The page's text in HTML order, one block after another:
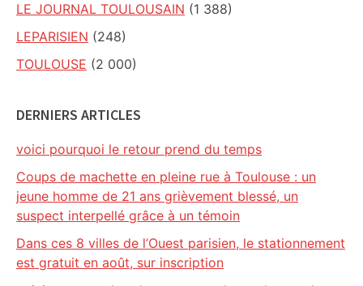
LE JOURNAL TOULOUSAIN (1 388)
LEPARISIEN (248)
TOULOUSE (2 000)
DERNIERS ARTICLES
voici pourquoi le retour prend du temps
Coups de machette en pleine rue à Toulouse : un
jeune homme de 21 ans grièvement blessé, un
suspect interpellé grâce à un témoin
Dans ces 8 villes de l’Ouest parisien, le stationnement
est gratuit en août, sur inscription